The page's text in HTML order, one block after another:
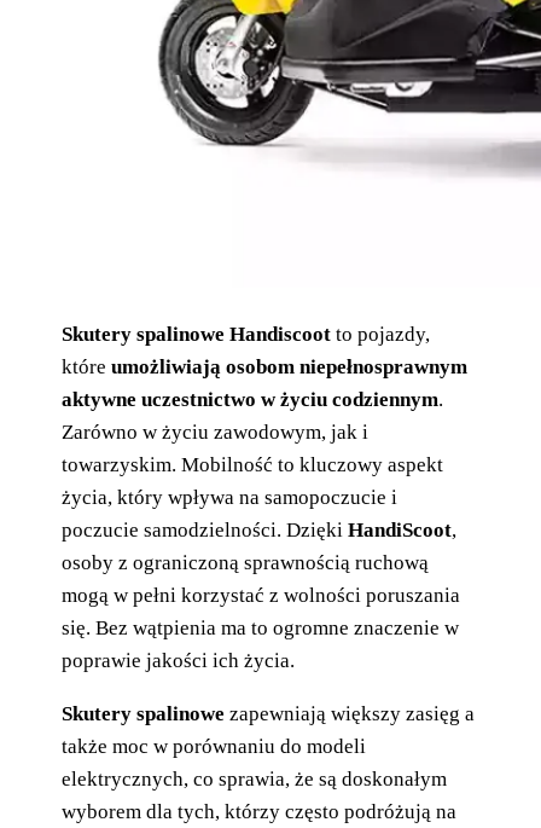
Skutery spalinowe Handiscoot to pojazdy,
któreumożliwiają osobom niepełnosprawnym
aktywne uczestnictwo w życiu codziennym.
Zarówno w życiu zawodowym, jak i
towarzyskim. Mobilność to kluczowy aspekt
życia, który wpływa na samopoczucie i
poczucie samodzielności. DziękiHandiScoot,
osoby z ograniczoną sprawnością ruchową
mogą w pełni korzystać z wolności poruszania
się. Bez wątpienia ma to ogromne znaczenie w
poprawie jakości ich życia.
Skutery spalinowe zapewniają większy zasięg a
także moc w porównaniu do modeli
elektrycznych, co sprawia, że są doskonałym
wyborem dla tych, którzy często podróżują na